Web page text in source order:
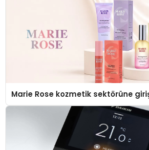
Marie Rose kozmetik sektörüne